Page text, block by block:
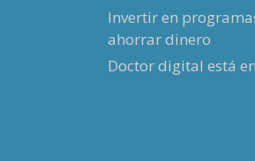
Invertir en
ahorrar dinero
Doctor digital está